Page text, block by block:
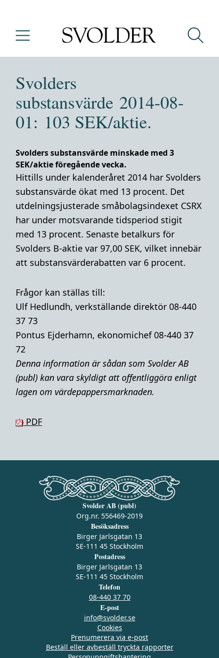
Svolders
substansvärde 2014-08-
01: 103 SEK/aktie.
Svolders substansvärde minskade med 3
SEK/aktie föregående vecka.
Hittills under kalenderåret 2014 har Svolders
substansvärde ökat med 13 procent. Det
utdelningsjusterade småbolagsindexet CSRX
har under motsvarande tidsperiod stigit
med 13 procent. Senaste betalkurs för
Svolders B-aktie var 97,00 SEK, vilket innebär
att substansvärderabatten var 6 procent.
Frågor kan ställas till:
Ulf Hedlundh, verkställande direktör 08-440
37 73
Pontus Ejderhamn, ekonomichef 08-440 37
72
Denna information är sådan som Svolder AB
(publ) kan vara skyldigt att offentliggöra enligt
lagen om värdepappersmarknaden.
PDF
Svolder AB (publ)
Org.nr. 556469-2019
Besöksadress
Birger Jarlsgatan 13
SE-111 45 Stockholm
Postadress
Birger Jarlsgatan 13
SE-111 45 Stockholm
Telefon
08-440 37 70
E-post
info@svolder.se
Cookies
Prenumerera via e‑post
Beställ eller avbeställ tryckta rapporter